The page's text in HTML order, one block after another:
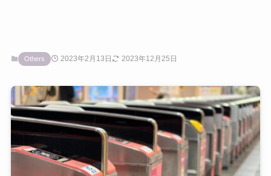
Others 2023年2月13日 2023年12月25日